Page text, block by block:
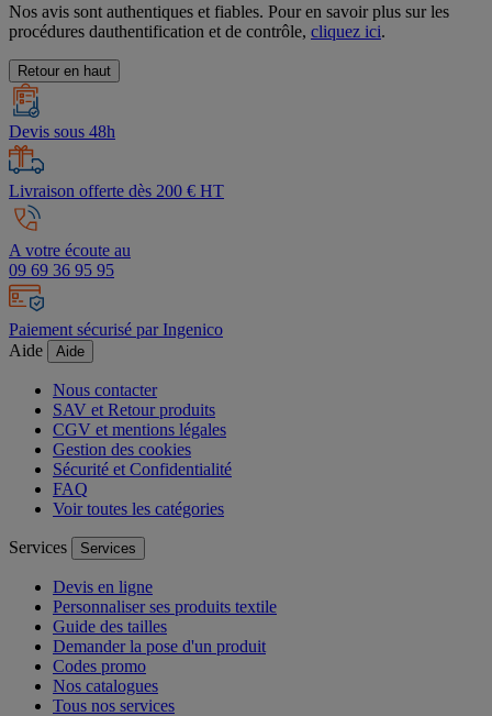
Nos avis sont authentiques et fiables. Pour en savoir plus sur les
procédures dauthentification et de contrôle, cliquez ici.
Retour en haut
Devis sous 48h
Livraison offerte dès 200 € HT
A votre écoute au
09 69 36 95 95
Paiement sécurisé par Ingenico
Aide
Aide
Nous contacter
SAV et Retour produits
CGV et mentions légales
Gestion des cookies
Sécurité et Confidentialité
FAQ
Voir toutes les catégories
Services Services
Devis en ligne
Personnaliser ses produits textile
Guide des tailles
Demander la pose d'un produit
Codes promo
Nos catalogues
Tous nos services